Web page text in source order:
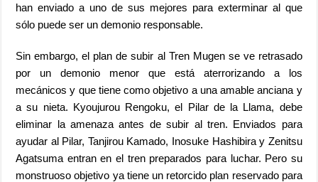
han enviado a uno de sus mejores para exterminar al que
sólo puede ser un demonio responsable.
Sin embargo, el plan de subir al Tren Mugen se ve retrasado
por un demonio menor que está aterrorizando a los
mecánicos y que tiene como objetivo a una amable anciana y
a su nieta. Kyoujurou Rengoku, el Pilar de la Llama, debe
eliminar la amenaza antes de subir al tren. Enviados para
ayudar al Pilar, Tanjirou Kamado, Inosuke Hashibira y Zenitsu
Agatsuma entran en el tren preparados para luchar. Pero su
monstruoso objetivo ya tiene un retorcido plan reservado para